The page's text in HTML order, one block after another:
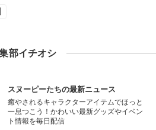
部イチオシ
スヌーピーたちの最新ニュース
癒やされるキャラクターアイテムでほっと
一息つこう！かわいい最新グッズやイベン
ト情報を毎日配信